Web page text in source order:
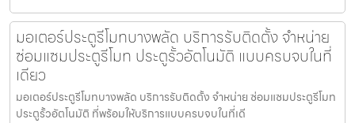
มอเตอร์ประตูรีโมทบางพลัด บริการรับติดตั้ง จำหน่าย
ซ่อมแซมประตูรีโมท ประตูรั้วอัตโนมัติ แบบครบจบในที่
เดียว
มอเตอร์ประตูรีโมทบางพลัด บริการรับติดตั้ง จำหน่าย ซ่อมแซมประตูรีโมท
ประตูรั้วอัตโนมัติ ที่พร้อมให้บริการแบบครบจบในที่เดี